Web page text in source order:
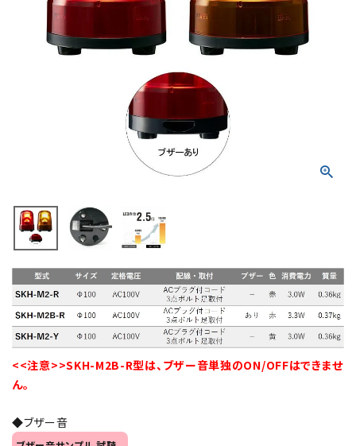
ネットワーク対応
光音一体型
音/音声
LED照明
オプション
<<注意>>SKH-M2B-R型は、ブザー音単独のON/OFFはできませ
ん。
◆ブザー音